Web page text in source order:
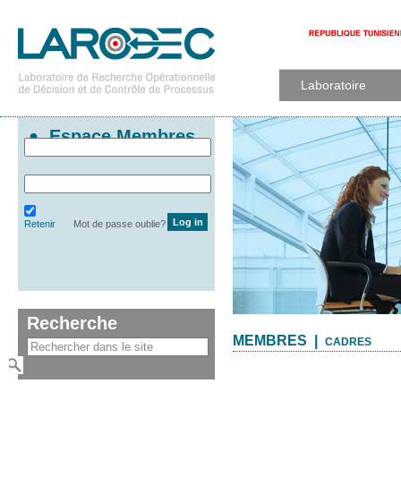
Laboratoire
MEMBRES | CADRES
Espace Membres
Retenir Mot de passe oublie?
Recherche